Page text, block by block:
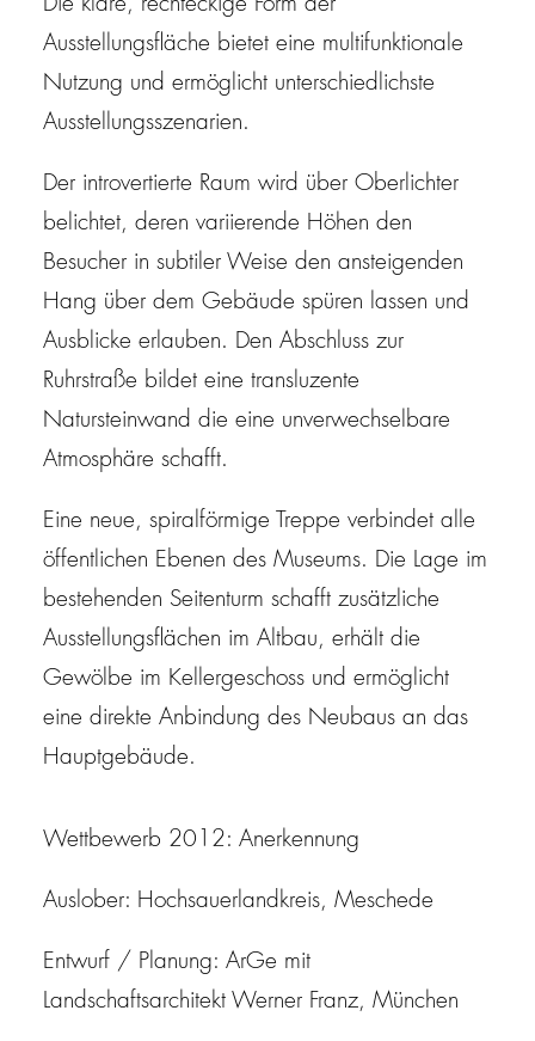
Die klare, rechteckige Form der
Ausstellungsfläche bietet eine multifunktionale
Nutzung und ermöglicht unterschiedlichste
Ausstellungsszenarien.
Der introvertierte Raum wird über Oberlichter
belichtet, deren variierende Höhen den
Besucher in subtiler Weise den ansteigenden
Hang über dem Gebäude spüren lassen und
Ausblicke erlauben. Den Abschluss zur
Ruhrstraße bildet eine transluzente
Natursteinwand die eine unverwechselbare
Atmosphäre schafft.
Eine neue, spiralförmige Treppe verbindet alle
öffentlichen Ebenen des Museums. Die Lage im
bestehenden Seitenturm schafft zusätzliche
Ausstellungsflächen im Altbau, erhält die
Gewölbe im Kellergeschoss und ermöglicht
eine direkte Anbindung des Neubaus an das
Hauptgebäude.
Wettbewerb 2012: Anerkennung
Auslober: Hochsauerlandkreis, Meschede
Entwurf / Planung: ArGe mit
Landschaftsarchitekt Werner Franz, München